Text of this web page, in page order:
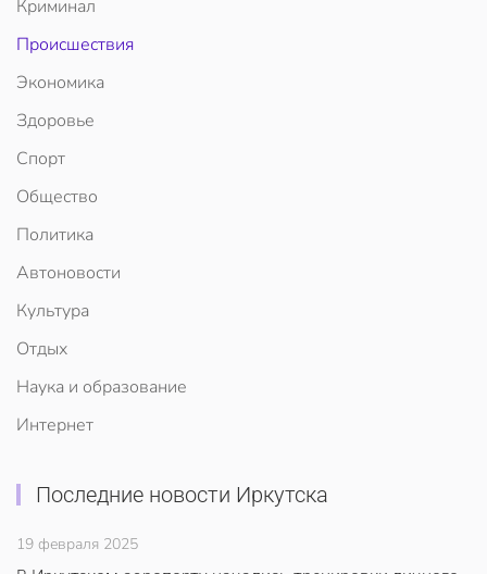
Криминал
Происшествия
Экономика
Здоровье
Спорт
Общество
Политика
Автоновости
Культура
Отдых
Наука и образование
Интернет
Последние новости Иркутска
19 февраля 2025